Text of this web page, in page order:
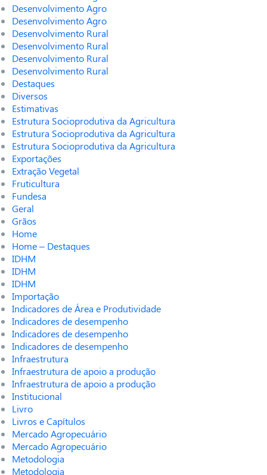
Desenvolvimento Agro
Desenvolvimento Agro
Desenvolvimento Rural
Desenvolvimento Rural
Desenvolvimento Rural
Desenvolvimento Rural
Destaques
Diversos
Estimativas
Estrutura Socioprodutiva da Agricultura
Estrutura Socioprodutiva da Agricultura
Estrutura Socioprodutiva da Agricultura
Exportações
Extração Vegetal
Fruticultura
Fundesa
Geral
Grãos
Home
Home – Destaques
IDHM
IDHM
IDHM
Importação
Indicadores de Área e Produtividade
Indicadores de desempenho
Indicadores de desempenho
Indicadores de desempenho
Infraestrutura
Infraestrutura de apoio a produção
Infraestrutura de apoio a produção
Institucional
Livro
Livros e Capítulos
Mercado Agropecuário
Mercado Agropecuário
Metodologia
Metodologia